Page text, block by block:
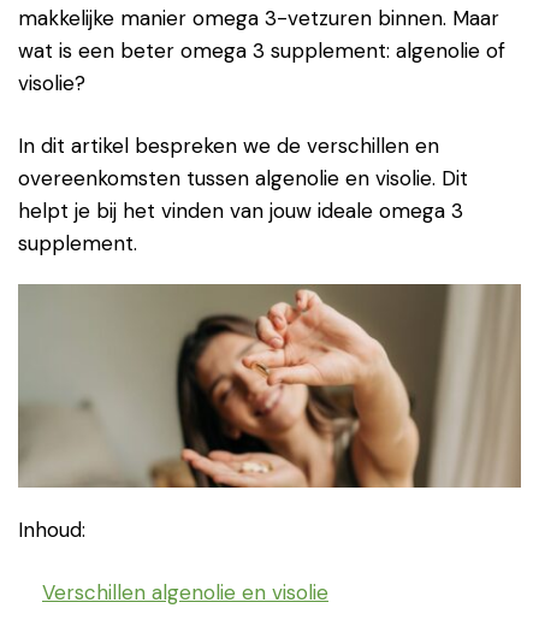
makkelijke manier omega 3-vetzuren binnen. Maar
wat is een beter omega 3 supplement: algenolie of
visolie?
In dit artikel bespreken we de verschillen en
overeenkomsten tussen algenolie en visolie. Dit
helpt je bij het vinden van jouw ideale omega 3
supplement.
Inhoud:
Verschillen algenolie en visolie